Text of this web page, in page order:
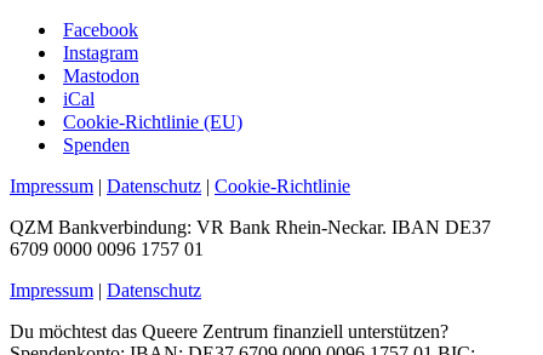
Facebook
Instagram
Mastodon
iCal
Cookie-Richtlinie (EU)
Spenden
Impressum | Datenschutz | Cookie-Richtlinie
QZM Bankverbindung: VR Bank Rhein-Neckar. IBAN DE37
6709 0000 0096 1757 01
Impressum | Datenschutz
Du möchtest das Queere Zentrum finanziell unterstützen?